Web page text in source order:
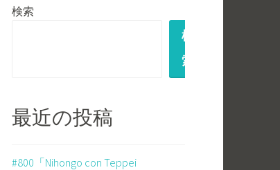
検索
検
索
最近の投稿
#800「Nihongo con Teppei